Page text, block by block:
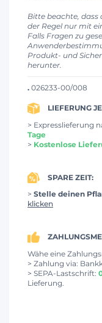
Bitte beachte, dass
der Regel nur mit
Falls Fragen zu
Produkt- und
herunter.
. 026233-00/008
LIEFERUNG
> Expresslieferung
Tage
> Kostenlose
SPARE ZEIT:
> Stelle deinen
klicken
Wähe eine
> Zahlung via:
> SEPA-Lastschrift:
Lieferung.